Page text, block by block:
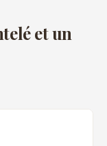
et un